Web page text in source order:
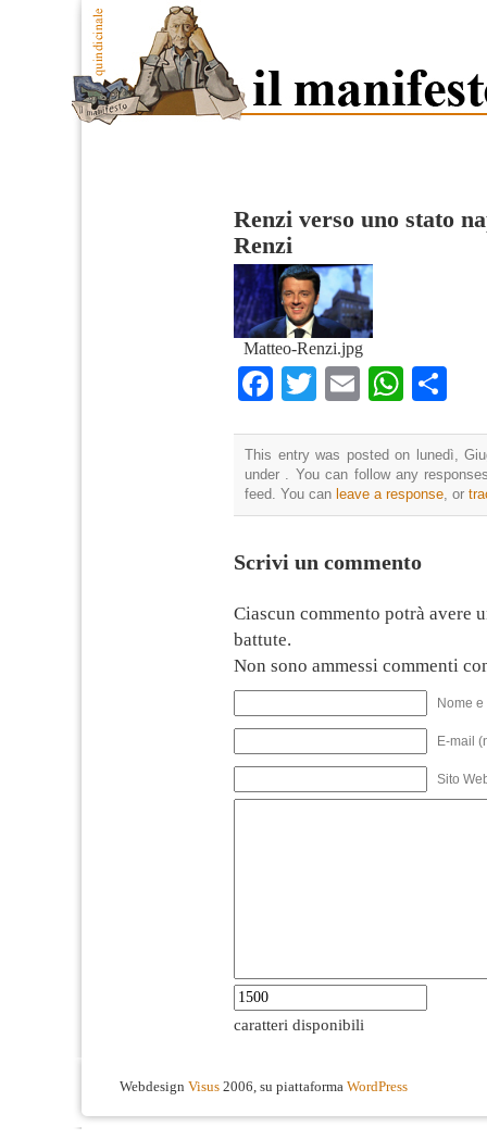
Renzi verso uno stato
Renzi
Matteo-Renzi.jpg
Facebook
TwitterEmail
This entry was posted on lunedì,
under . You can follow any
feed. You can leave a response, or
Scrivi un commento
Ciascun commento potrà avere
battute.
Non sono ammessi commenti
Nome
E-mail
Sito
caratteri disponibili
Webdesign Visus 2006, su piattaforma WordPress